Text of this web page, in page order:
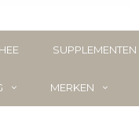
SUPPLEMENTEN
MERKEN